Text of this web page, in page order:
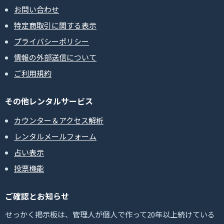
お問い合わせ
特定商取引に関する表示
プライバシーポリシー
情報の外部送信について
ご利用規約
その他レンタルサービス
カウンター＆アクセス解析
レンタルメールフォーム
占い表示
投票機能
ご確認とお知らせ
せっかく掲示板は、管理人が個人で作って20年以上続けている